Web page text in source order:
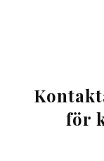
för